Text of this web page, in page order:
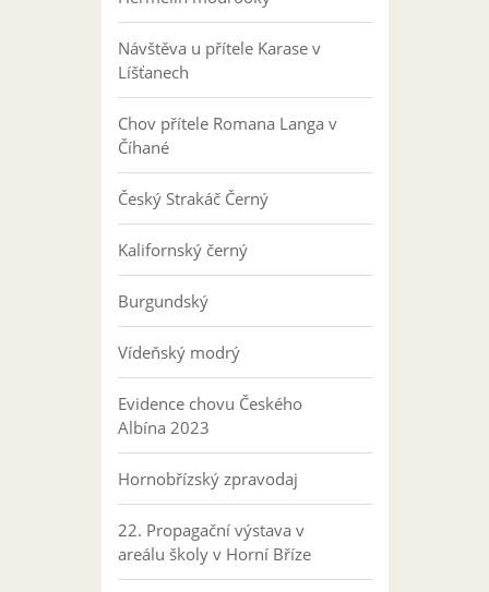
Návštěva u přítele Karase v
Líšťanech
Chov přítele Romana Langa v
Číhané
Český Strakáč Černý
Kalifornský černý
Burgundský
Vídeňský modrý
Evidence chovu Českého
Albína 2023
Hornobřízský zpravodaj
22. Propagační výstava v
areálu školy v Horní Bříze